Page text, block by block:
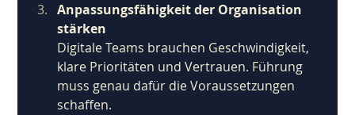
Anpassungsfähigkeit der Organisation
stärken
Digitale Teams brauchen Geschwindigkeit,
klare Prioritäten und Vertrauen. Führung
muss genau dafür die Voraussetzungen
schaffen.